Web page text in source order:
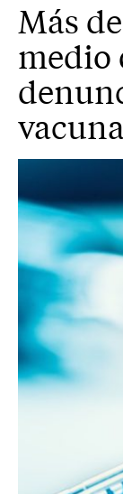
Más
medio